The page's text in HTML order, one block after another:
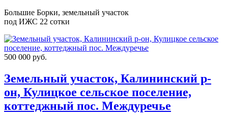
Большие Борки, земельный участок
под ИЖС 22 сотки
500 000 руб.
Земельный участок, Калининский р-
он, Кулицкое сельское поселение,
коттеджный пос. Междуречье